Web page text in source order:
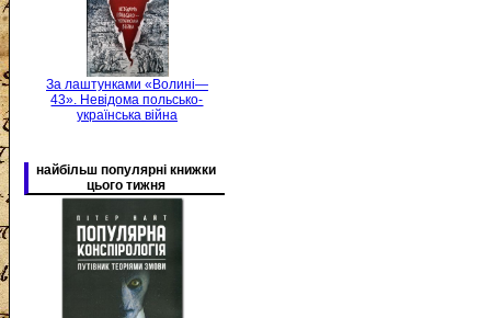
За лаштунками «Волині—
43». Невідома польсько-
українська війна
найбільш популярні книжки
цього тижня